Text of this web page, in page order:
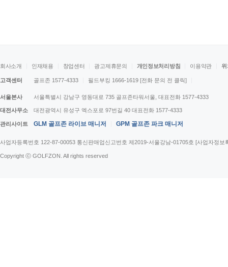
회사소개 인재채용 창업센터 광고제휴문의 개인정보처리방침 이용약관 위
고객센터 골프존 1577-4333 필드부킹 1666-1619 [전화 문의 전 클릭]
서울본사 서울특별시 강남구 영동대로 735 골프존타워서울, 대표전화 1577-4333
대전사무소 대전광역시 유성구 엑스포로 97번길 40 대표전화 1577-4333
관리사이트 GLM 골프존 라이브 매니저 GPM 골프존 파크 매니저
사업자등록번호 122-87-00053 통신판매업신고번호 제2019-서울강남-01705호 [사업자정보
Copyright ⓒ GOLFZON. All rights reserved